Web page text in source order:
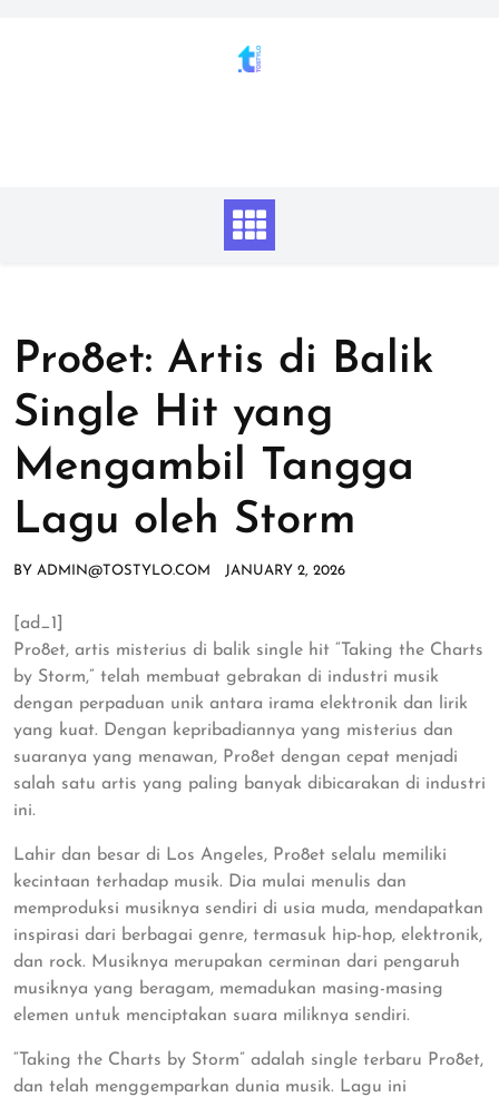
Pro8et: Artis di Balik
Single Hit yang
Mengambil Tangga
Lagu oleh Storm
BY ADMIN@TOSTYLO.COM JANUARY 2, 2026
[ad_1]
Pro8et, artis misterius di balik single hit “Taking the Charts
by Storm,” telah membuat gebrakan di industri musik
dengan perpaduan unik antara irama elektronik dan lirik
yang kuat. Dengan kepribadiannya yang misterius dan
suaranya yang menawan, Pro8et dengan cepat menjadi
salah satu artis yang paling banyak dibicarakan di industri
ini.
Lahir dan besar di Los Angeles, Pro8et selalu memiliki
kecintaan terhadap musik. Dia mulai menulis dan
memproduksi musiknya sendiri di usia muda, mendapatkan
inspirasi dari berbagai genre, termasuk hip-hop, elektronik,
dan rock. Musiknya merupakan cerminan dari pengaruh
musiknya yang beragam, memadukan masing-masing
elemen untuk menciptakan suara miliknya sendiri.
“Taking the Charts by Storm” adalah single terbaru Pro8et,
dan telah menggemparkan dunia musik. Lagu ini